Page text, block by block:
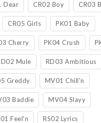
Dear CR02 Boy CR03
CR05 Girls PK01 Baby
Cherry PK04 Crush
Mule RD03 Ambitious
Greddy MV01 Chill'n
Baddie MV04 Slayy
Feel'n RS02 Lyrics